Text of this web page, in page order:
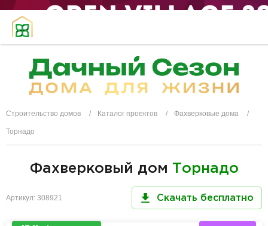
Строительство домов Каталог проектов Фахверковые дома
Торнадо
Фахверковый дом Торнадо
Артикул: 308921 Скачать бесплатно